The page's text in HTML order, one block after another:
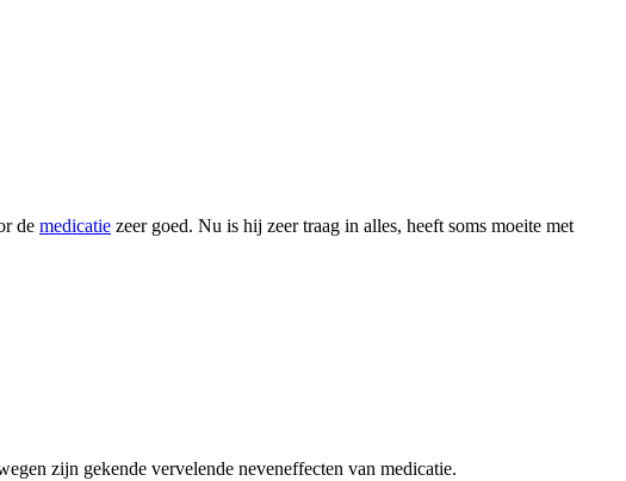
de medicatie zeer goed. Nu is hij zeer traag in alles, heeft soms moeite met
zijn gekende vervelende neveneffecten van medicatie.